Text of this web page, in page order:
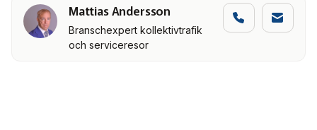
Mattias Andersson
Branschexpert kollektivtrafik
och serviceresor